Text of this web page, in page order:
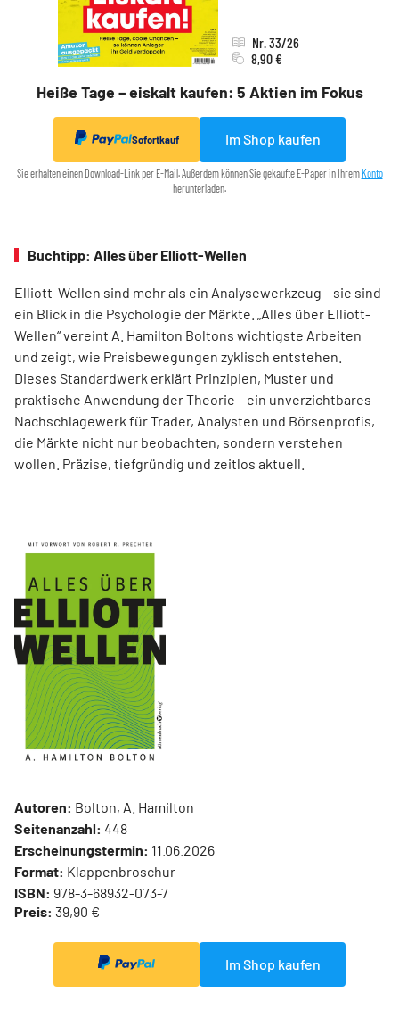
Heiße Tage – eiskalt kaufen: 5 Aktien im Fokus
Nr. 33/26
8,90 €
Sofortkauf Im Shop kaufen
Sie erhalten einen Download-Link per E-Mail. Außerdem können Sie gekaufte E-Paper in IhremKonto
herunterladen.
Buchtipp: Alles über Elliott-Wellen
Elliott-Wellen sind mehr als ein Analysewerkzeug – sie sind
ein Blick in die Psychologie der Märkte. „Alles über Elliott-
Wellen“ vereint A. Hamilton Boltons wichtigste Arbeiten
und zeigt, wie Preisbewegungen zyklisch entstehen.
Dieses Standardwerk erklärt Prinzipien, Muster und
praktische Anwendung der Theorie – ein unverzichtbares
Nachschlagewerk für Trader, Analysten und Börsenprofis,
die Märkte nicht nur beobachten, sondern verstehen
wollen. Präzise, tiefgründig und zeitlos aktuell.
Autoren: Bolton, A. Hamilton
Seitenanzahl: 448
Erscheinungstermin: 11.06.2026
Format: Klappenbroschur
ISBN: 978-3-68932-073-7
Preis: 39,90 €
Im Shop kaufen